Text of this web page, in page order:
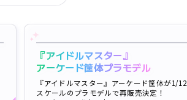
『アイドルマスター』
アーケード筐体プラモデル
『アイドルマスター』アーケード筐体が1/12
スケールのプラモデルで再販売決定！